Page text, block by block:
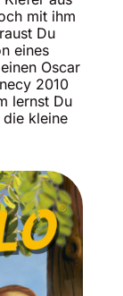
mit ihm
Du
eines
Oscar
2010
lernst Du
kleine